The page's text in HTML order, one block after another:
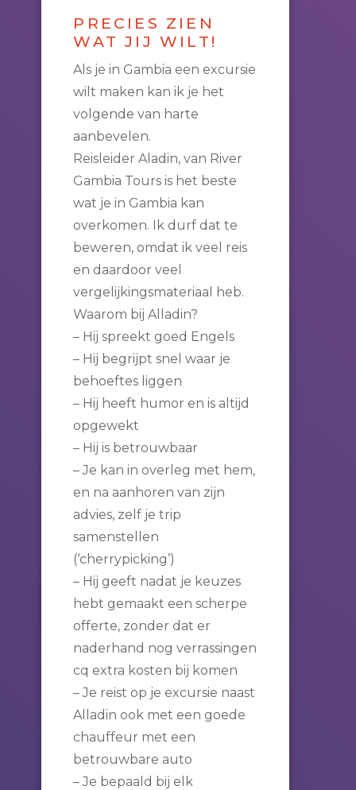
PRECIES ZIEN
WAT JIJ WILT!
Als je in Gambia een excursie
wilt maken kan ik je het
volgende van harte
aanbevelen.
Reisleider Aladin, van River
Gambia Tours is het beste
wat je in Gambia kan
overkomen. Ik durf dat te
beweren, omdat ik veel reis
en daardoor veel
vergelijkingsmateriaal heb.
Waarom bij Alladin?
– Hij spreekt goed Engels
– Hij begrijpt snel waar je
behoeftes liggen
– Hij heeft humor en is altijd
opgewekt
– Hij is betrouwbaar
– Je kan in overleg met hem,
en na aanhoren van zijn
advies, zelf je trip
samenstellen
(‘cherrypicking’)
– Hij geeft nadat je keuzes
hebt gemaakt een scherpe
offerte, zonder dat er
naderhand nog verrassingen
cq extra kosten bij komen
– Je reist op je excursie naast
Alladin ook met een goede
chauffeur met een
betrouwbare auto
– Je bepaald bij elk